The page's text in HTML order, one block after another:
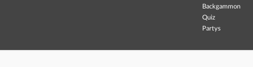
Backgammon
Quiz
Partys